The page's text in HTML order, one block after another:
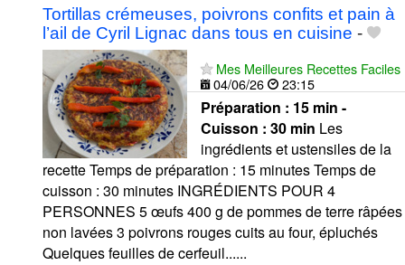
Tortillas crémeuses, poivrons confits et pain à
l’ail de Cyril Lignac dans tous en cuisine -
Mes Meilleures Recettes Faciles
04/06/26
23:15
Préparation : 15 min -
Cuisson : 30 min Les
ingrédients et ustensiles de la
recette Temps de préparation : 15 minutes Temps de
cuisson : 30 minutes INGRÉDIENTS POUR 4
PERSONNES 5 œufs 400 g de pommes de terre râpées
non lavées 3 poivrons rouges cuits au four, épluchés
Quelques feuilles de cerfeuil......